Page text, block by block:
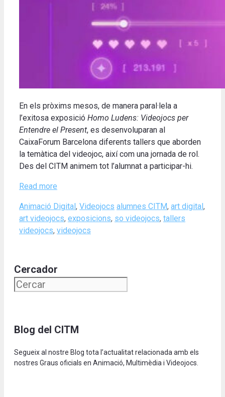
En els pròxims mesos, de manera paral·lela a
l’exitosa exposició Homo Ludens: Videojocs per
Entendre el Present, es desenvoluparan al
CaixaForum Barcelona diferents tallers que aborden
la temàtica del videojoc, així com una jornada de rol.
Des del CITM animem tot l’alumnat a participar-hi.
Read more
Categories
Animació Digital , Videojocs Tags
alumnes CITM, art digital ,
art videojocs, exposicions, so videojocs, tallers
videojocs, videojocs
Cercador
Blog del CITM
Segueix al nostre Blog tota l’actualitat relacionada amb els
nostres Graus oficials en Animació, Multimèdia i Videojocs.